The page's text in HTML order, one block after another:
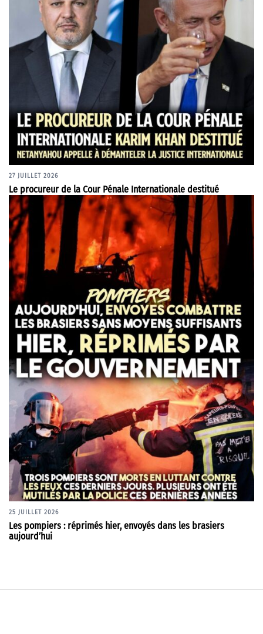
27 JUILLET 2026
Le procureur de la Cour Pénale Internationale destitué
25 JUILLET 2026
Les pompiers : réprimés hier, envoyés dans les brasiers
aujourd’hui